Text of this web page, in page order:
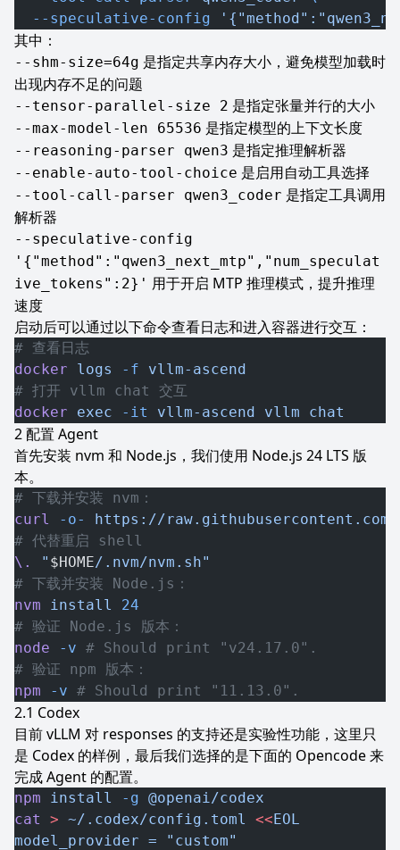
  --speculative-config
其中：
--shm-size=64g 是指定共享内存大小，避免模型加载时
出现内存不足的问题
--tensor-parallel-size 2 是指定张量并行的大小
--max-model-len 65536 是指定模型的上下文长度
--reasoning-parser qwen3 是指定推理解析器
--enable-auto-tool-choice 是启用自动工具选择
--tool-call-parser qwen3_coder 是指定工具调用
解析器
--speculative-config
'{"method":"qwen3_next_mtp","num_speculat
ive_tokens":2}' 用于开启 MTP 推理模式，提升推理
速度
启动后可以通过以下命令查看日志和进入容器进行交互：
# 查看日志
docker logs -f vllm-ascend
# 打开 vllm chat 交互
docker exec -it vllm-ascend vllm chat
配置 Agent
首先安装 nvm 和 Node.js，我们使用 Node.js 24 LTS 版
本。
# 下载并安装 nvm：
curl
-o-
https://
# 代替重启 shell
\.
" $HOME/.nvm/nvm.sh"
# 下载并安装 Node.js：
nvm install
24
# 验证 Node.js 版本：
node -v # Should print "v24.17.0".
# 验证 npm 版本：
npm -v # Should print "11.13.0".
Codex
目前 vLLM 对 responses 的支持还是实验性功能，这里只
是 Codex 的样例，最后我们选择的是下面的 Opencode 来
完成 Agent 的配置。
npm install -g @openai/codex
cat
> ~/.codex/config.toml <<EOL
model_provider = "custom"